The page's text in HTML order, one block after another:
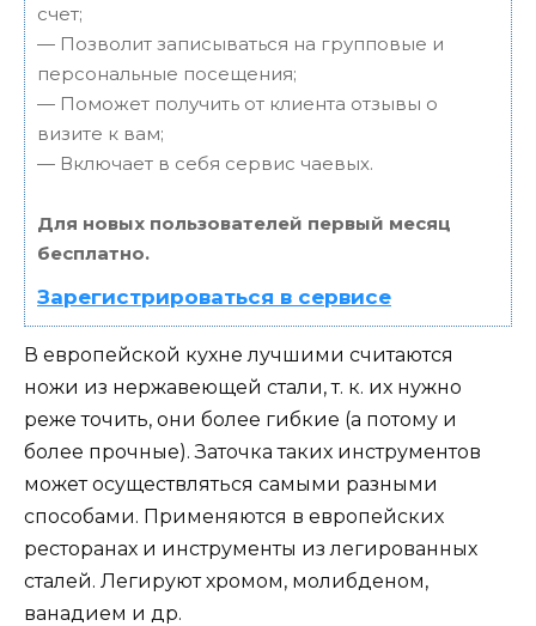
счет;
— Позволит записываться на групповые и
персональные посещения;
— Поможет получить от клиента отзывы о
визите к вам;
— Включает в себя сервис чаевых.
Для новых пользователей первый месяц
бесплатно.
Зарегистрироваться в сервисе
В европейской кухне лучшими считаются
ножи из нержавеющей стали, т. к. их нужно
реже точить, они более гибкие (а потому и
более прочные). Заточка таких инструментов
может осуществляться самыми разными
способами. Применяются в европейских
ресторанах и инструменты из легированных
сталей. Легируют хромом, молибденом,
ванадием и др.